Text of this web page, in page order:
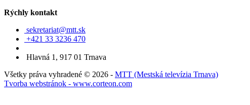
Rýchly kontakt
sekretariat@mtt.sk
+421 33 3236 470
Hlavná 1, 917 01 Trnava
Všetky práva vyhradené © 2026 - MTT (Mestská televízia Trnava)
Tvorba webstránok - www.corteon.com